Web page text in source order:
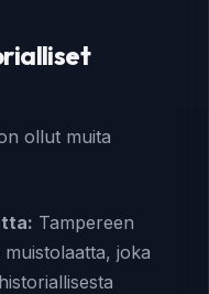
ollut muita
Tampereen
joka